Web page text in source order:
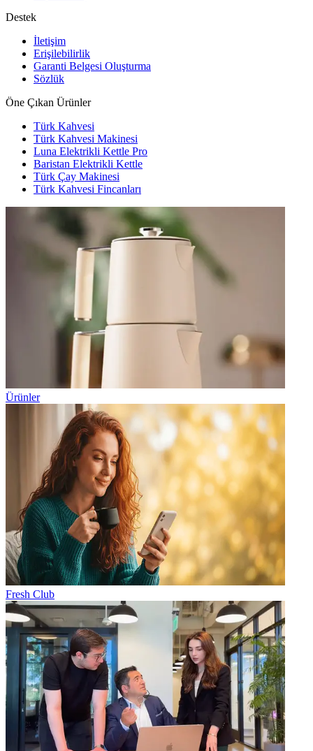
Destek
İletişim
Erişilebilirlik
Garanti Belgesi Oluşturma
Sözlük
Öne Çıkan Ürünler
Türk Kahvesi
Türk Kahvesi Makinesi
Luna Elektrikli Kettle Pro
Baristan Elektrikli Kettle
Türk Çay Makinesi
Türk Kahvesi Fincanları
Ürünler
Fresh Club